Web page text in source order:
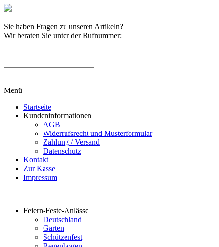
Sie haben Fragen zu unseren Artikeln?
Wir beraten Sie unter der Rufnummer:
Menü
Startseite
Kundeninformationen
AGB
Widerrufsrecht und Musterformular
Zahlung / Versand
Datenschutz
Kontakt
Zur Kasse
Impressum
Feiern-Feste-Anlässe
Deutschland
Garten
Schützenfest